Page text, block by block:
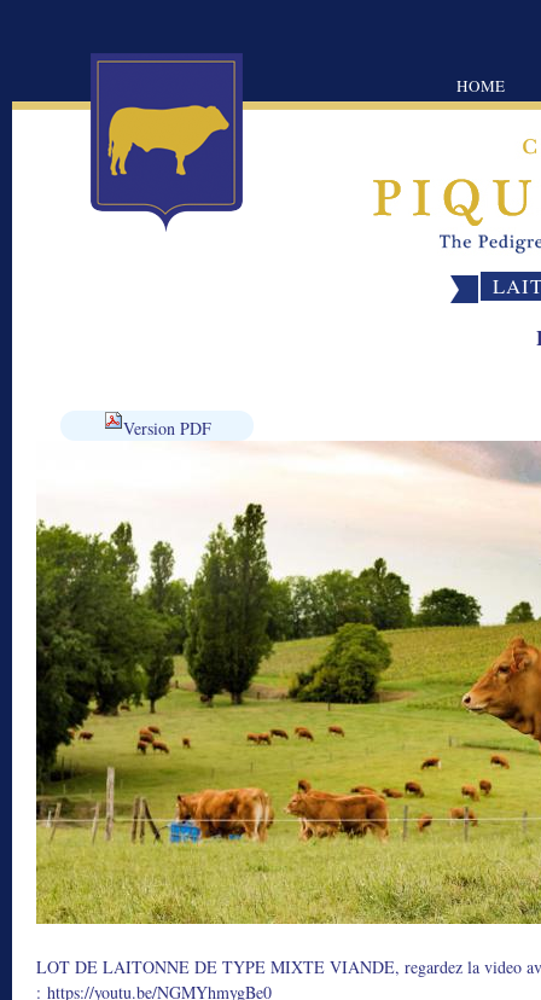
HOME
Version PDF
LOT DE LAITONNE DE TYPE MIXTE VIANDE, regardez la video
: https://youtu.be/NGMYhmygBe0